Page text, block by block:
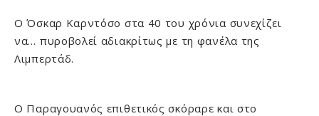
Ο Όσκαρ Καρντόσο στα 40 του χρόνια συνεχίζει
να… πυροβολεί αδιακρίτως με τη φανέλα της
Λιμπερτάδ.
Ο Παραγουανός επιθετικός σκόραρε και στο